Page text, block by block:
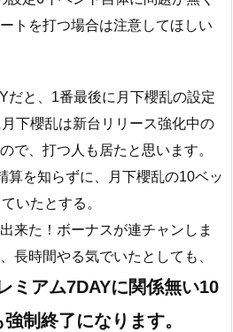
トを打つ場合は注意してほしい
だと、1番最後に月下櫻乱の設定
下櫻乱は新台リリース強化中の
で、打つ人も居たと思います。
算を知らずに、月下櫻乱の10ベッ
いたとする。
来た！ボーナスが連チャンしま
長時間やる気でいたとしても、
ミアム7DAYに関係無い10
制終了になります。